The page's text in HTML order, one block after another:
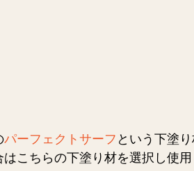
パーフェクトサーフ という下塗り
はこちらの下塗り材を選択し使用